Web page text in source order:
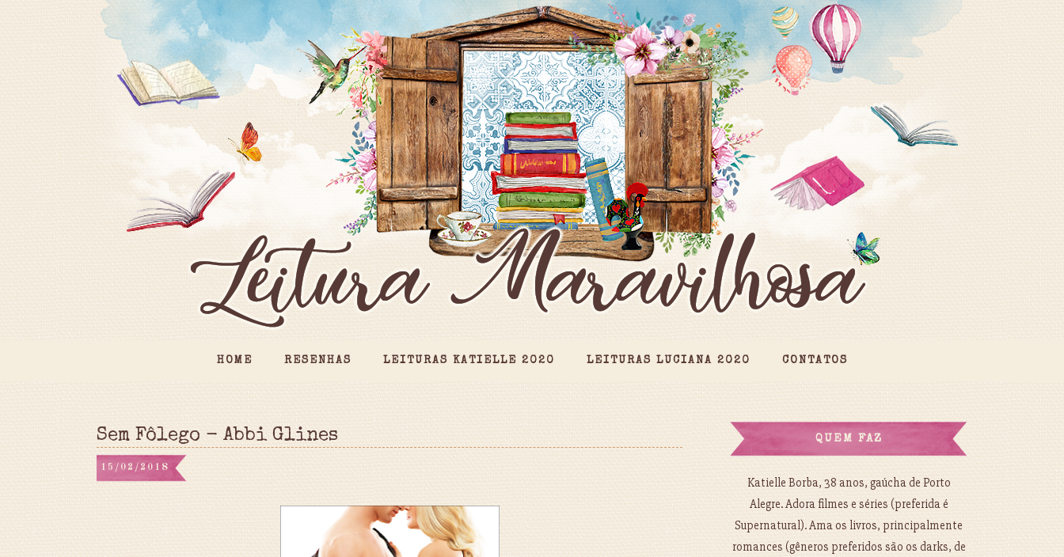
HOME RESENHAS LEITURAS KATIELLE 2020 LEITURAS LUCIANA 2020 CONTATOS
Sem Fôlego - Abbi Glines
15/02/2018
QUEM FAZ
Katielle Borba, 38 anos, gaúcha de Porto
Alegre. Adora filmes e séries (preferida é
Supernatural). Ama os livros, principalmente
romances (gêneros preferidos são os darks, de